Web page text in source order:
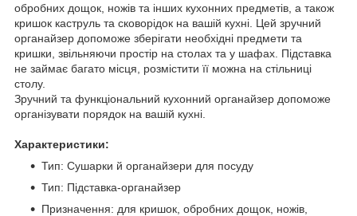
обробних дощок, ножів та інших кухонних предметів, а також
кришок каструль та сковорідок на вашій кухні. Цей зручний
органайзер допоможе зберігати необхідні предмети та
кришки, звільняючи простір на столах та у шафах. Підставка
не займає багато місця, розмістити її можна на стільниці
столу.
Зручний та функціональний кухонний органайзер допоможе
організувати порядок на вашій кухні.
Характеристики:
Тип: Сушарки й органайзери для посуду
Тип: Підставка-органайзер
Призначення: для кришок, обробних дощок, ножів,